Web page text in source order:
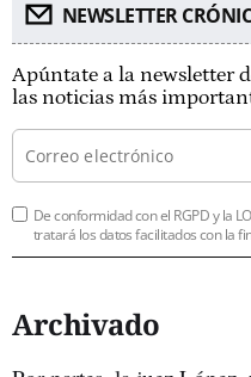
NEWSLETTER
Apúntate a la newsletter
las noticias más
De conformidad con el RGPD y la
tratará los datos facilitados con la
Archivado